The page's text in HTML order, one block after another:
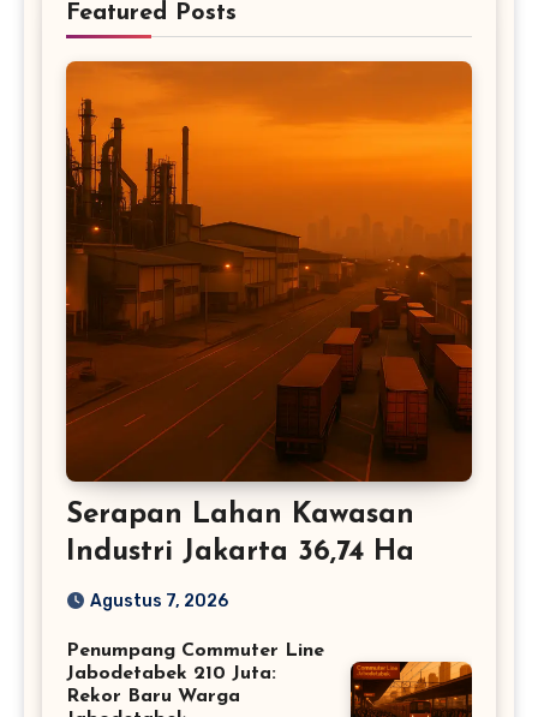
Featured Posts
Serapan Lahan Kawasan
Industri Jakarta 36,74 Ha
Agustus 7, 2026
Penumpang Commuter Line
Jabodetabek 210 Juta:
Rekor Baru Warga